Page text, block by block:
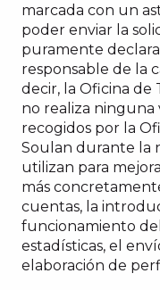
marcada con un
poder enviar la
puramente
responsable de la
decir, la Oficina de
no realiza ninguna
recogidos por la
Soulan durante la
utilizan para
más
cuentas, la
funcionamiento
estadísticas, el
elaboración de